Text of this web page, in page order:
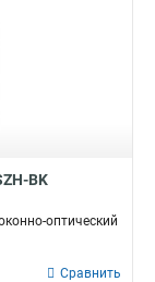
BK
оптический
Сравнить